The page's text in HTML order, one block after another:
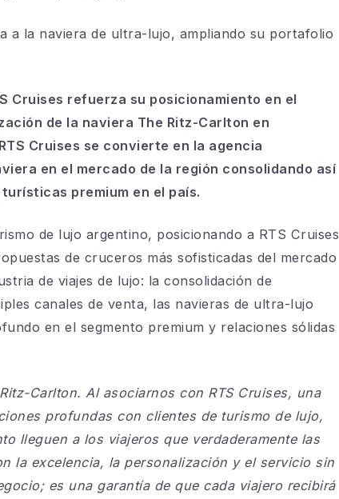
a la naviera de ultra-lujo, ampliando su portafolio
Cruises refuerza su posicionamiento en el
de la naviera The Ritz-Carlton en
Cruises se convierte en la agencia
en el mercado de la región consolidando así
premium en el país.
de lujo argentino, posicionando a RTS Cruises
de cruceros más sofisticadas del mercado
de viajes de lujo: la consolidación de
canales de venta, las navieras de ultra-lujo
en el segmento premium y relaciones sólidas
Carlton. Al asociarnos con RTS Cruises, una
profundas con clientes de turismo de lujo,
lleguen a los viajeros que verdaderamente las
la excelencia, la personalización y el servicio sin
es una garantía de que cada viajero recibirá